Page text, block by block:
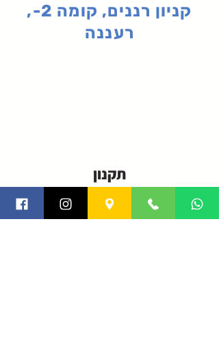
קניון רננים, קומה 2-,
רעננה
תקנון